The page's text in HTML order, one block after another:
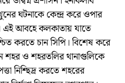
ঘটনাকে কেন্দ্র করে ওপার
এই আবহে কলকাতায় যাতে
করতে চান সিপি। বিশেষ করে
শহর ও শহরতলির থানাগুলিকে
নিশ্ছিদ্র করতে শহরের